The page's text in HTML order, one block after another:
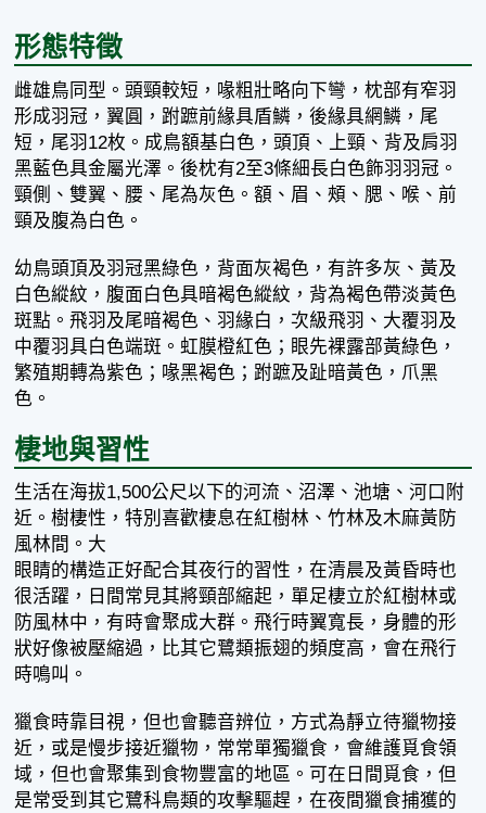
形態特徵
雌雄鳥同型。頭頸較短，喙粗壯略向下彎，枕部有窄羽
形成羽冠，翼圓，跗蹠前緣具盾鱗，後緣具網鱗，尾
短，尾羽12枚。成鳥額基白色，頭頂、上頸、背及肩羽
黑藍色具金屬光澤。後枕有2至3條細長白色飾羽羽冠。
頸側、雙翼、腰、尾為灰色。額、眉、頰、腮、喉、前
頸及腹為白色。
幼鳥頭頂及羽冠黑綠色，背面灰褐色，有許多灰、黃及
白色縱紋，腹面白色具暗褐色縱紋，背為褐色帶淡黃色
斑點。飛羽及尾暗褐色、羽緣白，次級飛羽、大覆羽及
中覆羽具白色端斑。虹膜橙紅色；眼先裸露部黃綠色，
繁殖期轉為紫色；喙黑褐色；跗蹠及趾暗黃色，爪黑
色。
棲地與習性
生活在海拔1,500公尺以下的河流、沼澤、池塘、河口附
近。樹棲性，特別喜歡棲息在紅樹林、竹林及木麻黃防
風林間。大
眼睛的構造正好配合其夜行的習性，在清晨及黃昏時也
很活躍，日間常見其將頸部縮起，單足棲立於紅樹林或
防風林中，有時會聚成大群。飛行時翼寬長，身體的形
狀好像被壓縮過，比其它鷺類振翅的頻度高，會在飛行
時鳴叫。
獵食時靠目視，但也會聽音辨位，方式為靜立待獵物接
近，或是慢步接近獵物，常常單獨獵食，會維護覓食領
域，但也會聚集到食物豐富的地區。可在日間覓食，但
是常受到其它鷺科鳥類的攻擊驅趕，在夜間獵食捕獲的